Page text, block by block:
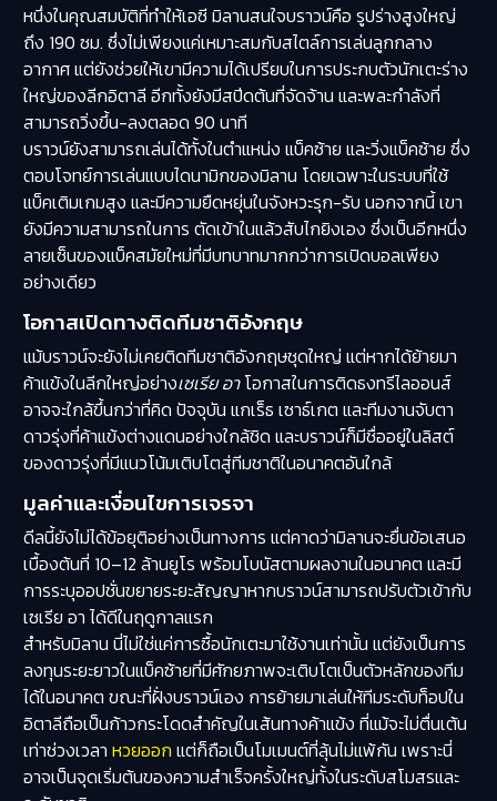
หนึ่งในคุณสมบัติที่ทำให้เอซี มิลานสนใจบราวน์คือ รูปร่างสูงใหญ่
ถึง 190 ซม. ซึ่งไม่เพียงแค่เหมาะสมกับสไตล์การเล่นลูกกลาง
อากาศ แต่ยังช่วยให้เขามีความได้เปรียบในการประกบตัวนักเตะร่าง
ใหญ่ของลีกอิตาลี อีกทั้งยังมีสปีดต้นที่จัดจ้าน และพละกำลังที่
สามารถวิ่งขึ้น-ลงตลอด 90 นาที
บราวน์ยังสามารถเล่นได้ทั้งในตำแหน่ง แบ็คซ้าย และวิ่งแบ็คซ้าย ซึ่ง
ตอบโจทย์การเล่นแบบไดนามิกของมิลาน โดยเฉพาะในระบบที่ใช้
แบ็คเติมเกมสูง และมีความยืดหยุ่นในจังหวะรุก-รับ นอกจากนี้ เขา
ยังมีความสามารถในการ ตัดเข้าในแล้วสับไกยิงเอง ซึ่งเป็นอีกหนึ่ง
ลายเซ็นของแบ็คสมัยใหม่ที่มีบทบาทมากกว่าการเปิดบอลเพียง
อย่างเดียว
โอกาสเปิดทางติดทีมชาติอังกฤษ
แม้บราวน์จะยังไม่เคยติดทีมชาติอังกฤษชุดใหญ่ แต่หากได้ย้ายมา
ค้าแข้งในลีกใหญ่อย่างเซเรีย อาโอกาสในการติดธงทรีไลออนส์
อาจจะใกล้ขึ้นกว่าที่คิด ปัจจุบัน แกเร็ธ เซาธ์เกต และทีมงานจับตา
ดาวรุ่งที่ค้าแข้งต่างแดนอย่างใกล้ชิด และบราวน์ก็มีชื่ออยู่ในลิสต์
ของดาวรุ่งที่มีแนวโน้มเติบโตสู่ทีมชาติในอนาคตอันใกล้
มูลค่าและเงื่อนไขการเจรจา
ดีลนี้ยังไม่ได้ข้อยุติอย่างเป็นทางการ แต่คาดว่ามิลานจะยื่นข้อเสนอ
เบื้องต้นที่ 10–12 ล้านยูโร พร้อมโบนัสตามผลงานในอนาคต และมี
การระบุออปชั่นขยายระยะสัญญาหากบราวน์สามารถปรับตัวเข้ากับ
เซเรีย อา ได้ดีในฤดูกาลแรก
สำหรับมิลาน นี่ไม่ใช่แค่การซื้อนักเตะมาใช้งานเท่านั้น แต่ยังเป็นการ
ลงทุนระยะยาวในแบ็คซ้ายที่มีศักยภาพจะเติบโตเป็นตัวหลักของทีม
ได้ในอนาคต ขณะที่ฝั่งบราวน์เอง การย้ายมาเล่นให้ทีมระดับท็อปใน
อิตาลีถือเป็นก้าวกระโดดสำคัญในเส้นทางค้าแข้ง ที่แม้จะไม่ตื่นเต้น
เท่าช่วงเวลา หวยออก แต่ก็ถือเป็นโมเมนต์ที่ลุ้นไม่แพ้กัน เพราะนี่
อาจเป็นจุดเริ่มต้นของความสำเร็จครั้งใหญ่ทั้งในระดับสโมสรและ